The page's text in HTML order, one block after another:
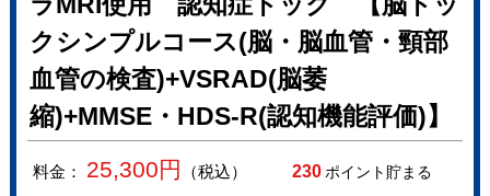
クシンプルコース(脳・脳血管・頸部
血管の検査)+VSRAD(脳萎
縮)+MMSE・HDS-R(認知機能評価)】
料金： 25,300円 （税込） 230ポイント貯まる